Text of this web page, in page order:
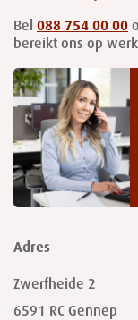
Bel 088 754 00 00
bereikt ons op
Adres
Zwerfheide 2
6591 RC Gennep